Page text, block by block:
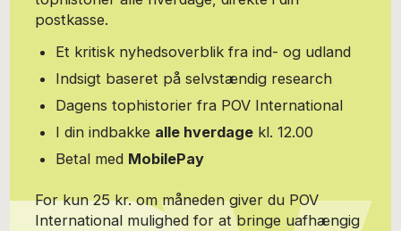
postkasse.
Et kritisk nyhedsoverblik fra ind- og udland
Indsigt baseret på selvstændig research
Dagens tophistorier fra POV International
I din indbakke alle hverdage kl. 12.00
Betal med MobilePay
For kun 25 kr. om måneden giver du POV
International mulighed for at bringe uafhængig